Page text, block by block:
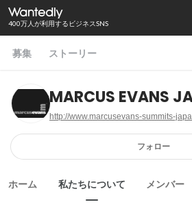
400万人が利用するビジネスSNS
募集 ストーリー
MARCUS EVANS
http://www.marcusevans-summits-
フォロー
ホーム 私たちについて メンバー